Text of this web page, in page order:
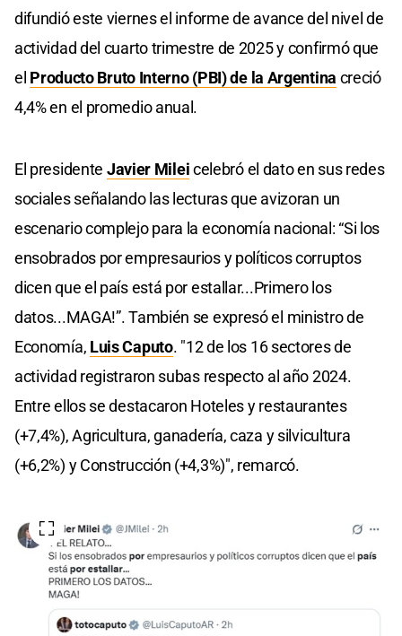
difundió este viernes el informe de avance del nivel de
actividad del cuarto trimestre de 2025 y confirmó que
el Producto Bruto Interno (PBI) de la Argentina creció
4,4% en el promedio anual.
El presidente Javier Mileicelebró el dato en sus redes
sociales señalando las lecturas que avizoran un
escenario complejo para la economía nacional: “Si los
ensobrados por empresaurios y políticos corruptos
dicen que el país está por estallar...Primero los
datos...MAGA!”. También se expresó el ministro de
Economía, Luis Caputo. "12 de los 16 sectores de
actividad registraron subas respecto al año 2024.
Entre ellos se destacaron Hoteles y restaurantes
(+7,4%), Agricultura, ganadería, caza y silvicultura
(+6,2%) y Construcción (+4,3%)", remarcó.